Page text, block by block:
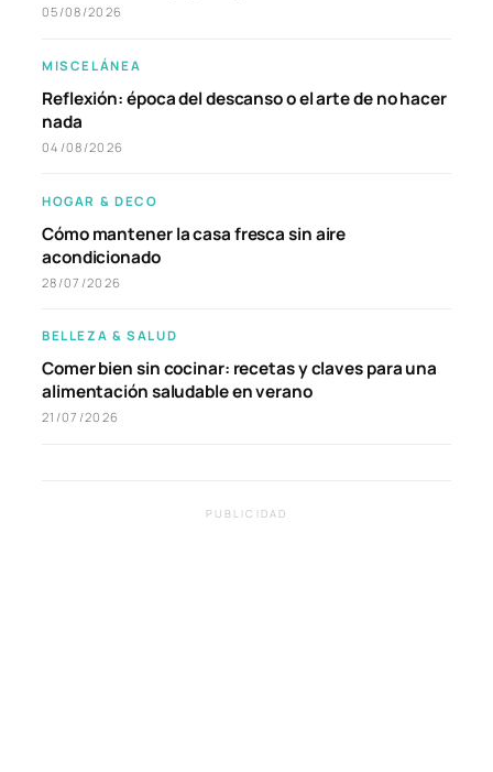
05/08/2026
MISCELÁNEA
Reflexión: época del descanso o el arte de no hacer
nada
04/08/2026
HOGAR & DECO
Cómo mantener la casa fresca sin aire
acondicionado
28/07/2026
BELLEZA & SALUD
Comer bien sin cocinar: recetas y claves para una
alimentación saludable en verano
21/07/2026
PUBLICIDAD